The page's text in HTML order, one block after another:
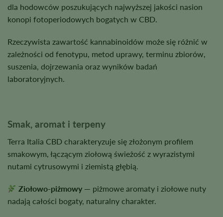
dla hodowców poszukujących najwyższej jakości nasion
konopi fotoperiodowych bogatych w CBD.
Rzeczywista zawartość kannabinoidów może się różnić w
zależności od fenotypu, metod uprawy, terminu zbiorów,
suszenia, dojrzewania oraz wyników badań
laboratoryjnych.
Smak, aromat i terpeny
Terra Italia CBD charakteryzuje się złożonym profilem
smakowym, łączącym ziołową świeżość z wyrazistymi
nutami cytrusowymi i ziemistą głębią.
Ziołowo-piżmowy — piżmowe aromaty i ziołowe nuty
nadają całości bogaty, naturalny charakter.